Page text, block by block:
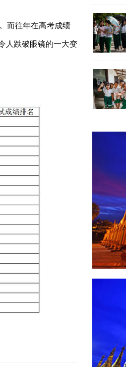
而往年在高考成绩
人跌破眼镜的一大变